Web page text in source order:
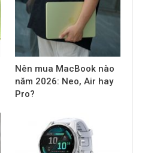
Nên mua MacBook nào
năm 2026: Neo, Air hay
Pro?